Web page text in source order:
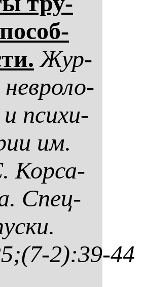
Жур­
нев­ро­ло­
и пси­хи­
им.
Кор­са­
Спец­
2):39-44